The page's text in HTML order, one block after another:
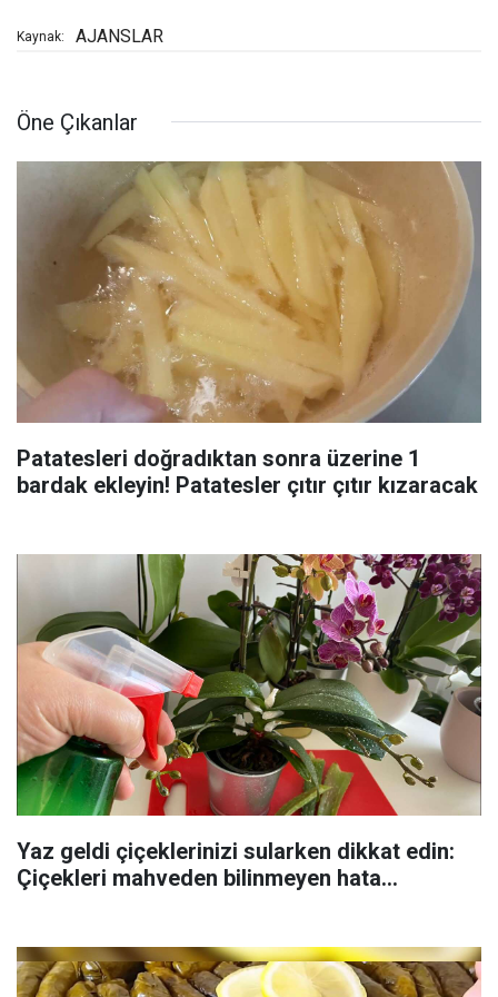
Kaynak: AJANSLAR
Öne Çıkanlar
Patatesleri doğradıktan sonra üzerine 1
bardak ekleyin! Patatesler çıtır çıtır kızaracak
Yaz geldi çiçeklerinizi sularken dikkat edin:
Çiçekleri mahveden bilinmeyen hata...